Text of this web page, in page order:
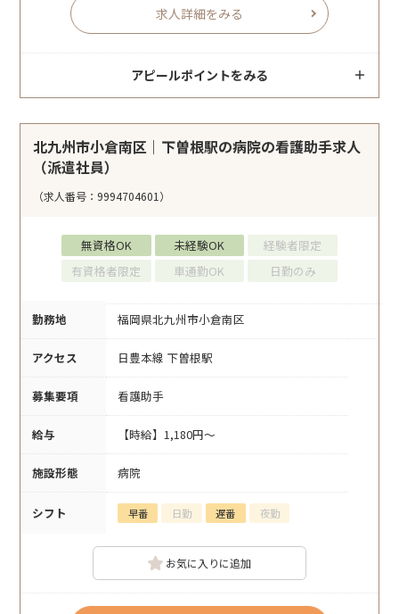
求人詳細をみる
アピールポイントをみる
北九州市小倉南区｜下曽根駅の病院の看護助手求人
（派遣社員）
（求人番号：9994704601）
無資格OK 未経験OK
経験者限定
有資格者限定
車通勤OK 日勤のみ
勤務地 福岡県北九州市小倉南区
アクセス 日豊本線 下曽根駅
募集要項 看護助手
給与 【時給】1,180円～
施設形態 病院
シフト 早番 日勤 遅番 夜勤
お気に入りに追加